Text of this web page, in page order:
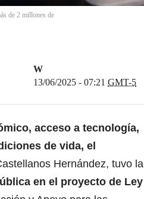
de 2 millones de
W
13/06/2025 - 07:21 GMT-5
acceso a tecnología,
de vida, el
Hernández, tuvo la
en el proyecto de Ley